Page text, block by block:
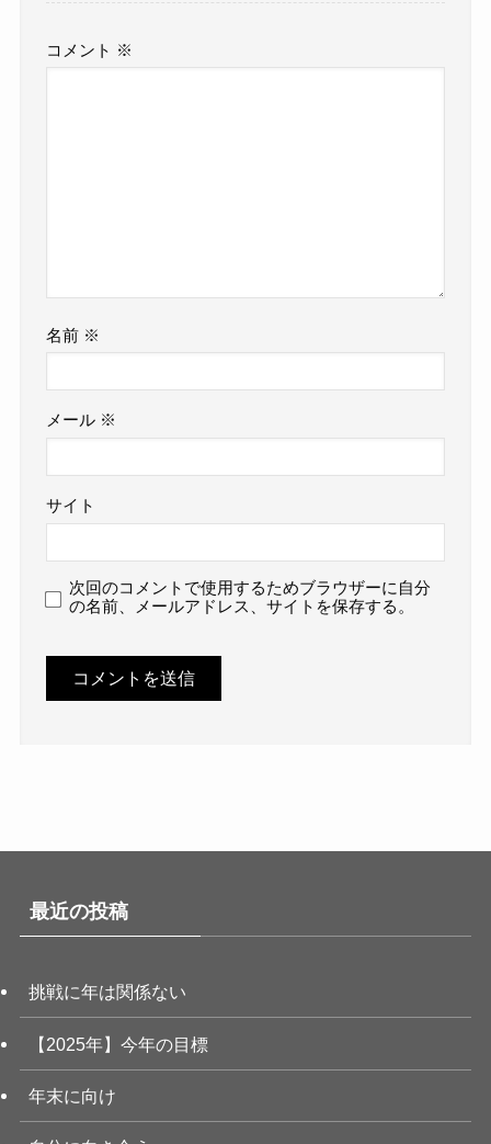
コメント ※
名前 ※
メール ※
サイト
次回のコメントで使用するためブラウザーに自分
の名前、メールアドレス、サイトを保存する。
最近の投稿
挑戦に年は関係ない
【2025年】今年の目標
年末に向け